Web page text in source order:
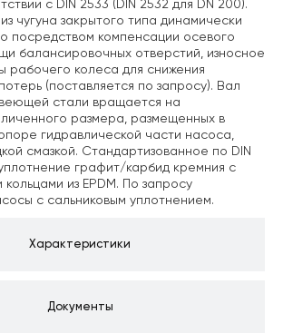
Характеристики
Документы
с DIN 2533 (DIN 2532 для DN 200).
чугуна закрытого типа динамически
посредством компенсации осевого
балансировочных отверстий, износное
рабочего колеса для снижения
(поставляется по запросу). Вал
стали вращается на
размера, размещенных в
гидравлической части насоса,
смазкой. Стандартизованное по DIN
графит/карбид кремния с
из EPDM. По запросу
с сальниковым уплотнением.